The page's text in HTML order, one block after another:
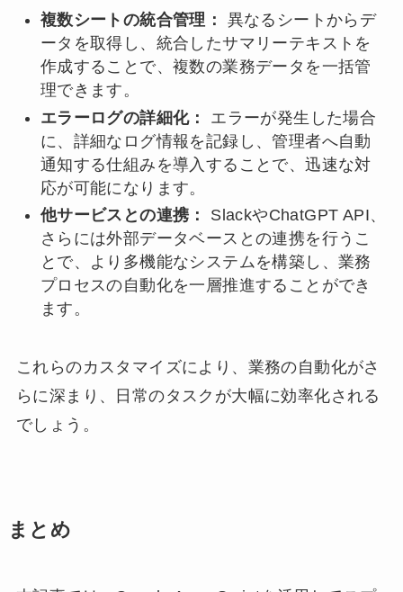
複数シートの統合管理：
異なるシートからデ
ータを取得し、統合したサマリーテキストを
作成することで、複数の業務データを一括管
理できます。
エラーログの詳細化：
エラーが発生した場合
に、詳細なログ情報を記録し、管理者へ自動
通知する仕組みを導入することで、迅速な対
応が可能になります。
他サービスとの連携：
SlackやChatGPT API、
さらには外部データベースとの連携を行うこ
とで、より多機能なシステムを構築し、業務
プロセスの自動化を一層推進することができ
ます。
これらのカスタマイズにより、業務の自動化がさ
らに深まり、日常のタスクが大幅に効率化される
でしょう。
まとめ